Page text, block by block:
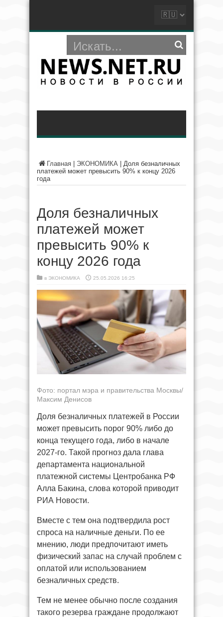
Главная ЭКОНОМИКА
Доля безналичных
платежей может превысить 90% к концу 2026
года
Доля безналичных
платежей может
превысить 90% к
концу 2026 года
в ЭКОНОМИКА 25.05.2026 16:25
Фото: портал мэра и правительства Москвы/
Максим Денисов
Доля безналичных платежей в России
может превысить порог 90% либо до
конца текущего года, либо в начале
2027-го. Такой прогноз дала глава
департамента национальной
платежной системы Центробанка РФ
Алла Бакина, слова которой приводит
РИА Новости.
Вместе с тем она подтвердила рост
спроса на наличные деньги. По ее
мнению, люди предпочитают иметь
физический запас на случай проблем с
оплатой или использованием
безналичных средств.
Тем не менее обычно после создания
такого резерва граждане продолжают